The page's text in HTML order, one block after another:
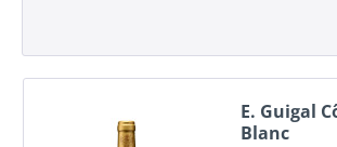
E. Guigal
Blanc